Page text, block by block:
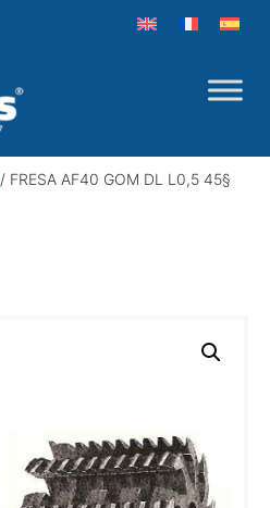
/ FRESA AF40 GOM DL L0,5 45§